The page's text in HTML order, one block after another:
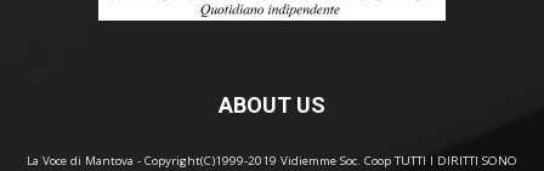
ABOUT US
La Voce di Mantova - Copyright(C)1999-2019 Vidiemme Soc. Coop TUTTI I DIRITTI SONO